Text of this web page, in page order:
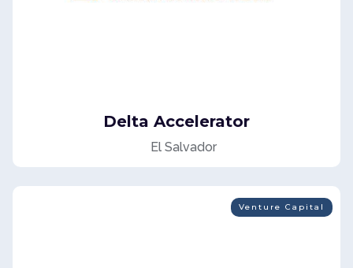
Delta Accelerator
El Salvador
Venture Capital